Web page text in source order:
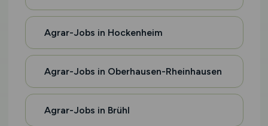
Agrar-Jobs in Hockenheim
Agrar-Jobs in Oberhausen-Rheinhausen
Agrar-Jobs in Brühl